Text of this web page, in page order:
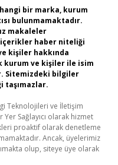
bir marka, kurum
bulunmamaktadır.
makaleler
içerikler haber niteliği
kişiler hakkında
kurum ve kişiler ile isim
Sitemizdeki bilgiler
taşımazlar.
Teknolojileri ve İletişim
Sağlayıcı olarak hizmet
proaktif olarak denetleme
Ancak, üyelerimiz
olup, siteye üye olarak